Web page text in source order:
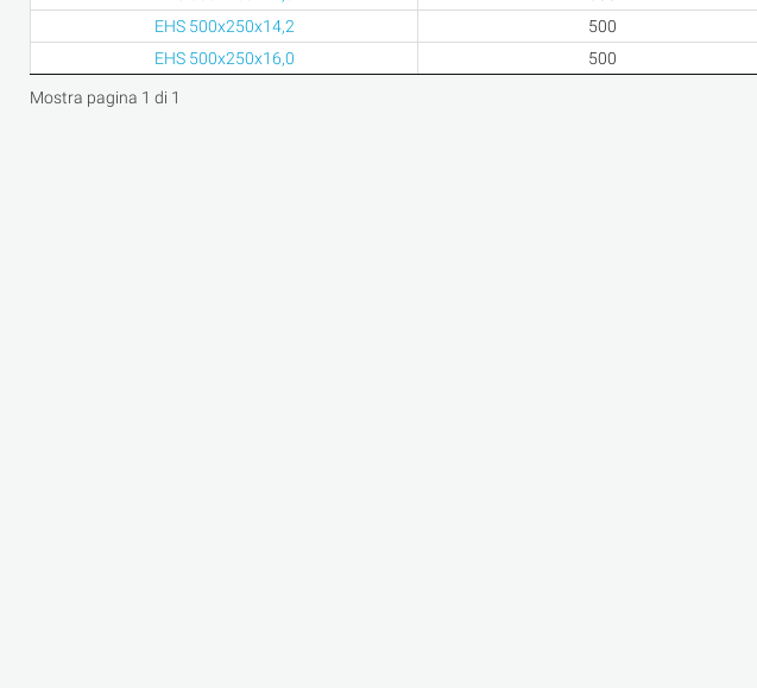
EHS 500x250x14,2
500
EHS 500x250x16,0
500
Mostra pagina 1 di 1